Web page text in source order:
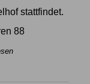
stattfindet.
88